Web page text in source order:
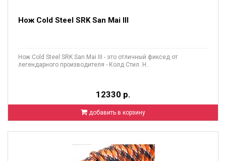
Нож Cold Steel SRK San Mai III
Нож Cold Steel SRK San Mai III - это отличный фиксед от
легендарного производителя - Колд Стил. Н..
12330 р.
добавить в корзину